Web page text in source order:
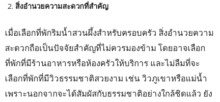
สิ่งอำนวยความสะดวกที่สำคัญ
เมื่อเลือกที่พักริมน้ำสวนผึ้งสำหรับครอบครัว สิ่งอำนวยความ
สะดวกถือเป็นปัจจัยสำคัญที่ไม่ควรมองข้าม โดยอาจเลือก
ที่พักที่มีร้านอาหารหรือห้องครัวให้บริการ และไม่ลืมที่จะ
เลือกที่พักที่มีวิวธรรมชาติสวยงาม เช่น วิวภูเขาหรือแม่น้ำ
เพราะนอกจากจะได้สัมผัสกับธรรมชาติอย่างใกล้ชิดแล้ว ยัง